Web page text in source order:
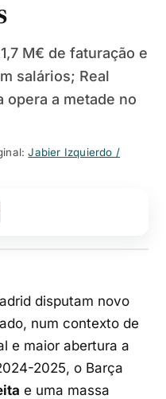
M€ de faturação e
salários; Real
opera a metade no
Jabier Izquierdo /
num contexto de
e maior abertura a
2025, o Barça
e uma massa